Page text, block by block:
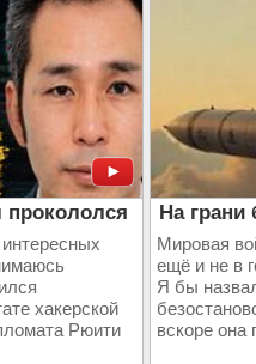
хакерской
Рюити
На
Мировая
ещё и не в
Я бы
вскоре она